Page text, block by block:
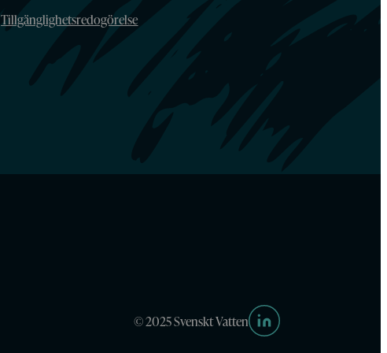
Tillgänglighetsredogörelse
© 2025 Svenskt Vatten